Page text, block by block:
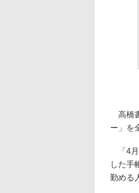
高橋
ー」を
「4月
した手
勤める